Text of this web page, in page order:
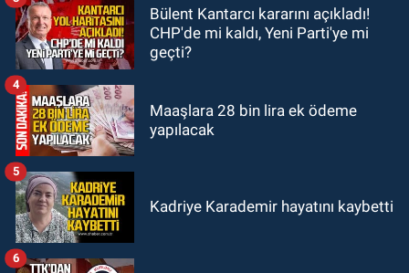
GÜNDEM
18:18Gurbetçi Elmaslar
Zonguldakspor’a destek oldu
Bülent Kantarcı kararını açıkladı!
CHP'de mi kaldı, Yeni Parti'ye mi
geçti?
Maaşlara 28 bin lira ek ödeme
yapılacak
4
Kadriye Karademir hayatını kaybetti
5
6